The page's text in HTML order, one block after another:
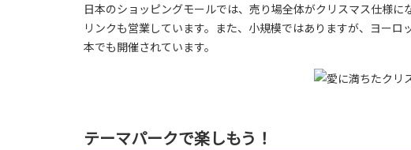
日本のショッピングモールでは、売り場全体がクリスマス仕様
リンクも営業しています。また、小規模ではありますが、ヨー
本でも開催されています。
テーマパークで楽しもう！